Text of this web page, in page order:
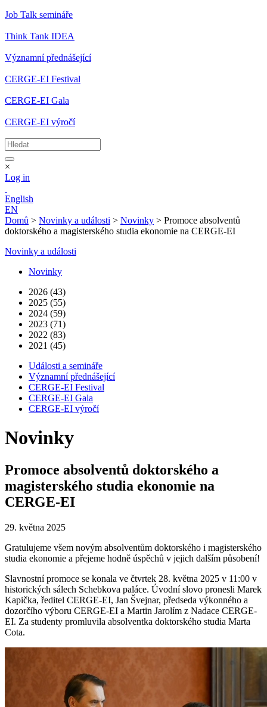
Job Talk semináře
Think Tank IDEA
Významní přednášející
CERGE-EI Festival
CERGE-EI Gala
CERGE-EI výročí
×
Log in
English
EN
Domů > Novinky a události > Novinky > Promoce absolventů
doktorského a magisterského studia ekonomie na CERGE-EI
Novinky a události
Novinky
2026 (43)
2025 (55)
2024 (59)
2023 (71)
2022 (83)
2021 (45)
Události a semináře
Významní přednášející
CERGE-EI Festival
CERGE-EI Gala
CERGE-EI výročí
Novinky
Promoce absolventů doktorského a
magisterského studia ekonomie na
CERGE-EI
29. května 2025
Gratulujeme všem novým absolventům doktorského i magisterského
studia ekonomie a přejeme hodně úspěchů v jejich dalším působení!
Slavnostní promoce se konala ve čtvrtek 28. května 2025 v 11:00 v
historických sálech Schebkova paláce. Úvodní slovo pronesli Marek
Kapička, ředitel CERGE-EI, Jan Švejnar, předseda výkonného a
dozorčího výboru CERGE-EI a Martin Jarolím z Nadace CERGE-
EI. Za studenty promluvila absolventka doktorského studia Marta
Cota.